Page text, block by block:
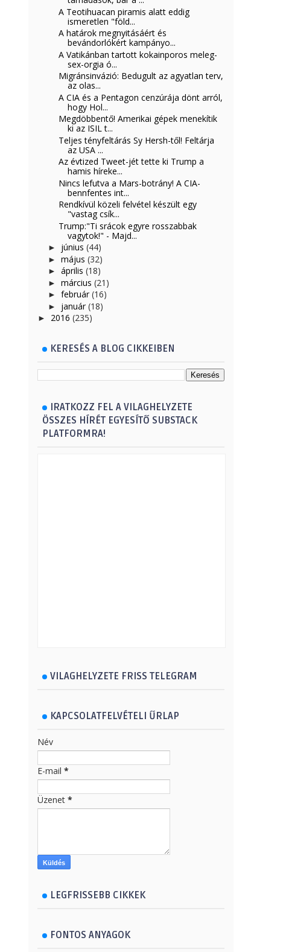
A Teotihuacan piramis alatt eddig
ismeretlen "föld...
A határok megnyitásáért és
bevándorlókért kampányo...
A Vatikánban tartott kokainporos meleg-
sex-orgia ó...
Migránsinvázió: Bedugult az agyatlan terv,
az olas...
A CIA és a Pentagon cenzúrája dönt arról,
hogy Hol...
Megdöbbentő! Amerikai gépek menekítik
ki az ISIL t...
Teljes tényfeltárás Sy Hersh-től! Feltárja
az USA ...
Az évtized Tweet-jét tette ki Trump a
hamis híreke...
Nincs lefutva a Mars-botrány! A CIA-
bennfentes int...
Rendkívül közeli felvétel készült egy
"vastag csík...
Trump:"Ti srácok egyre rosszabbak
vagytok!" - Majd...
► június (44)
► május (32)
► április (18)
► március (21)
► február (16)
► január (18)
► 2016 (235)
KERESÉS A BLOG CIKKEIBEN
IRATKOZZ FEL A VILAGHELYZETE
ÖSSZES HÍRÉT EGYESÍTŐ SUBSTACK
PLATFORMRA!
VILAGHELYZETE FRISS TELEGRAM
KAPCSOLATFELVÉTELI ŰRLAP
Név
E-mail *
Üzenet *
LEGFRISSEBB CIKKEK
FONTOS ANYAGOK